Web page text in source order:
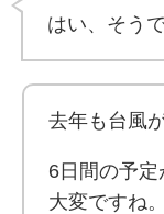
はい、そう
去年も台風
6日間の予定
大変ですね。